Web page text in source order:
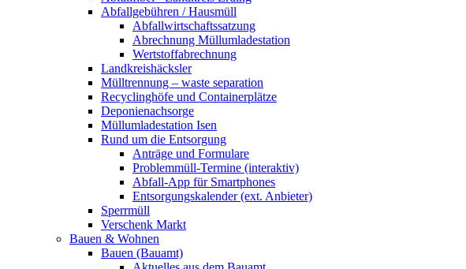
Abfallgebühren / Hausmüll
Abfallwirtschaftssatzung
Abrechnung Müllumladestation
Wertstoffabrechnung
Landkreishäcksler
Mülltrennung – waste separation
Recyclinghöfe und Containerplätze
Deponienachsorge
Müllumladestation Isen
Rund um die Entsorgung
Anträge und Formulare
Problemmüll-Termine (interaktiv)
Abfall-App für Smartphones
Entsorgungskalender (ext. Anbieter)
Sperrmüll
Verschenk Markt
Bauen & Wohnen
Bauen (Bauamt)